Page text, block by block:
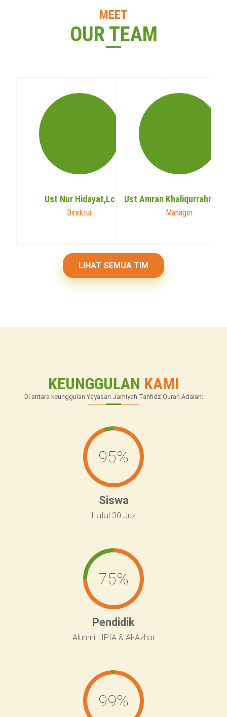
MEET
OUR TEAM
Ust Nur Hidayat,Lc
Direktur
Ust Amran
Manager
LIHAT SEMUA TIM
KEUNGGULAN KAMI
Di antara keunggulan Yayasan Jamiyah Tahfidz Quran Adalah:
95%
Siswa
Hafal 30 Juz
75%
Pendidik
Alumni LIPIA & Al-Azhar
99%